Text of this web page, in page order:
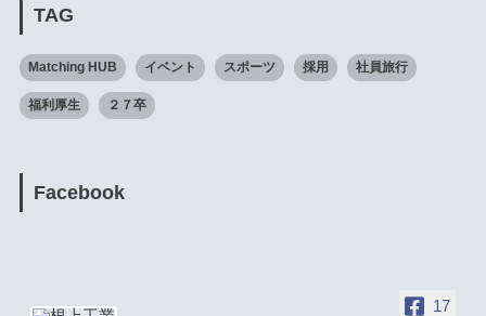
TAG
Matching HUB イベント スポーツ 採用 社員旅行
福利厚生 ２７卒
Facebook
17